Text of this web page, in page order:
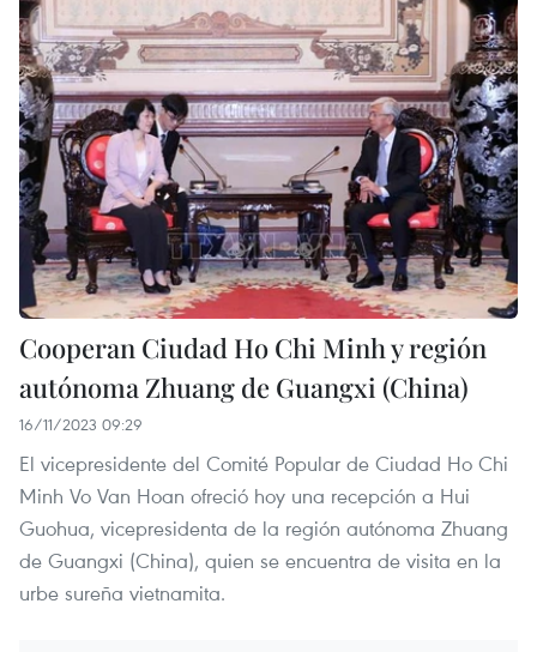
Cooperan Ciudad Ho Chi Minh y región
autónoma Zhuang de Guangxi (China)
16/11/2023 09:29
El vicepresidente del Comité Popular de Ciudad Ho Chi
Minh Vo Van Hoan ofreció hoy una recepción a Hui
Guohua, vicepresidenta de la región autónoma Zhuang
de Guangxi (China), quien se encuentra de visita en la
urbe sureña vietnamita.